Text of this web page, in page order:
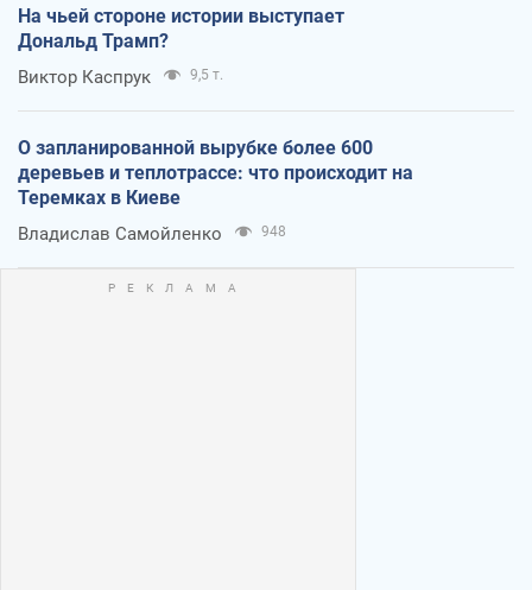
На чьей стороне истории выступает
Дональд Трамп?
Виктор Каспрук 9,5 т.
О запланированной вырубке более 600
деревьев и теплотрассе: что происходит на
Теремках в Киеве
Владислав Самойленко 948